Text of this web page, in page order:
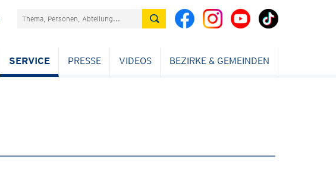
Suchefeld
SERVICE PRESSE VIDEOS BEZIRKE & GEMEINDEN